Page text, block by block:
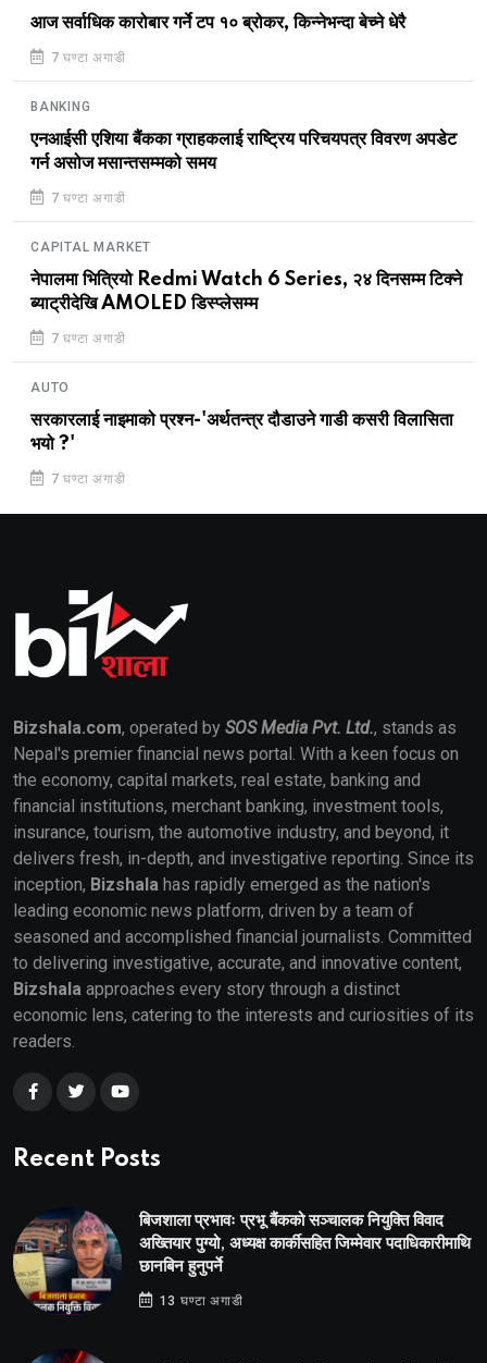
आज सर्वाधिक कारोबार गर्ने टप १० ब्रोकर, किन्नेभन्दा बेच्ने धेरै
7 घण्टा अगाडी
BANKING
एनआईसी एशिया बैंकका ग्राहकलाई राष्ट्रिय परिचयपत्र विवरण अपडेट
गर्न असोज मसान्तसम्मको समय
7 घण्टा अगाडी
CAPITAL MARKET
नेपालमा भित्रियो Redmi Watch 6 Series, २४ दिनसम्म टिक्ने
ब्याट्रीदेखि AMOLED डिस्प्लेसम्म
7 घण्टा अगाडी
AUTO
सरकारलाई नाइमाको प्रश्न-'अर्थतन्त्र दौडाउने गाडी कसरी विलासिता
भयो ?'
7 घण्टा अगाडी
Bizshala.com, operated by SOS Media Pvt. Ltd., stands as
Nepal's premier financial news portal. With a keen focus on
the economy, capital markets, real estate, banking and
financial institutions, merchant banking, investment tools,
insurance, tourism, the automotive industry, and beyond, it
delivers fresh, in-depth, and investigative reporting. Since its
inception, Bizshala has rapidly emerged as the nation's
leading economic news platform, driven by a team of
seasoned and accomplished financial journalists. Committed
to delivering investigative, accurate, and innovative content,
Bizshala approaches every story through a distinct
economic lens, catering to the interests and curiosities of its
readers.
Recent Posts
बिजशाला प्रभावः प्रभू बैंकको सञ्चालक नियुक्ति विवाद
अख्तियार पुग्यो, अध्यक्ष कार्कीसहित जिम्मेवार पदाधिकारीमाथि
छानबिन हुनुपर्ने
13 घण्टा अगाडी